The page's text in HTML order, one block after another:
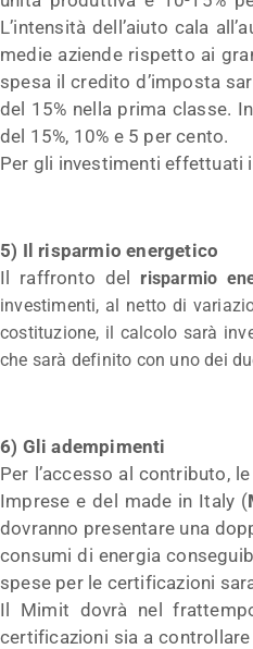
L’intensità dell’aiuto cala
medie aziende rispetto ai
spesa il credito d’imposta
del 15% nella prima classe.
del 15%, 10% e 5 per cento.
Per gli investimenti effettuati
5) Il risparmio energetico
Il raffronto del risparmio
investimenti, al netto di
costituzione, il calcolo sarà
che sarà definito con uno dei
6) Gli adempimenti
Per l’accesso al contributo,
Imprese e del made in Italy (
dovranno presentare una
consumi di energia
spese per le certificazioni
Il Mimit dovrà nel
certificazioni sia a